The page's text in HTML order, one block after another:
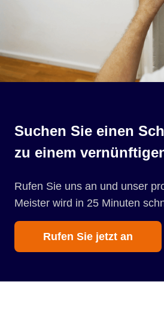
Suchen Sie einen
zu einem
Rufen Sie uns an und unser
Meister wird in 25 Minuten
Rufen Sie jetzt an